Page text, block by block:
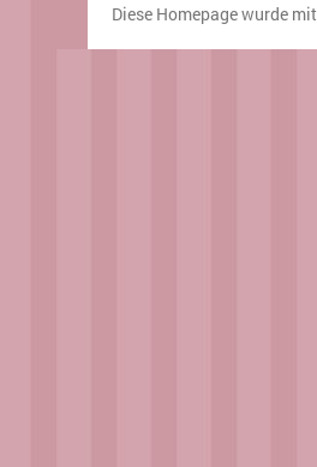
Diese Homepage wurde mit